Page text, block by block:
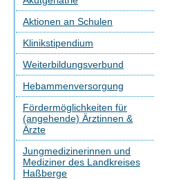
Aktionen an Schulen
Klinikstipendium
Weiterbildungsverbund
Hebammenversorgung
Fördermöglichkeiten für
(angehende) Ärztinnen &
Ärzte
Jungmedizinerinnen und
Mediziner des Landkreises
Haßberge